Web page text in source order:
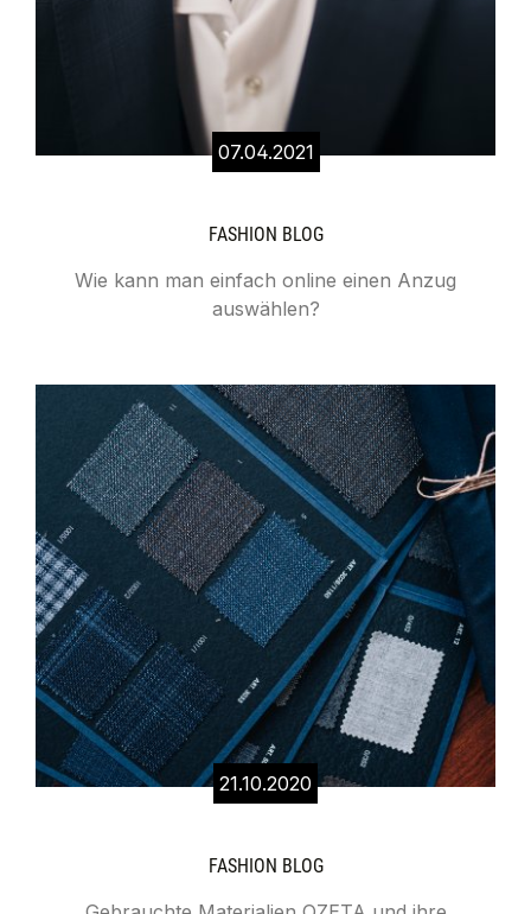
07.04.2021
FASHION BLOG
Wie kann man einfach online einen Anzug
auswählen?
21.10.2020
FASHION BLOG